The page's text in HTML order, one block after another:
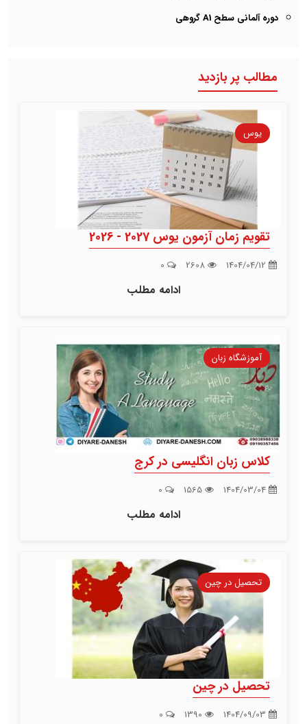
دوره آلمانی سطح A1 گروهی
مطالب پر بازدید
یوس
تقویم زمان آزمون یوس 2027 - 2026
ادامه مطلب
آموزشگاه زبان
کلاس زبان انگلیسی در کرج
ادامه مطلب
تحصیل در چین
تحصیل در چین